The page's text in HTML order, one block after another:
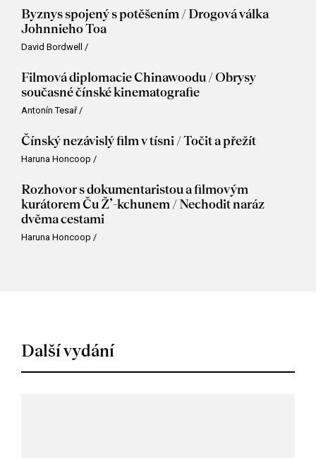
Byznys spojený s potěšením / Drogová válka
Johnnieho Toa
David Bordwell /
Filmová diplomacie Chinawoodu / Obrysy
současné čínské kinematografie
Antonín Tesař/
Čínský nezávislý film v tísni / Točit a přežít
Haruna Honcoop /
Rozhovor s dokumentaristou a filmovým
kurátorem Ču Ž’-kchunem / Nechodit naráz
dvěma cestami
Haruna Honcoop /
Další vydání